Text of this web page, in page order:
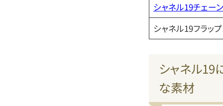
シャネル19チェー
シャネル19フラッ
シャネル19
な素材